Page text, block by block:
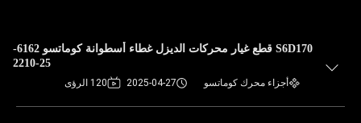
S6D170 قطع غيار محركات الديزل غطاء أسطوانة كوماتسو 6162-
25-2210
أجزاء محرك كوماتسو 2025-04-27 120 الرؤى